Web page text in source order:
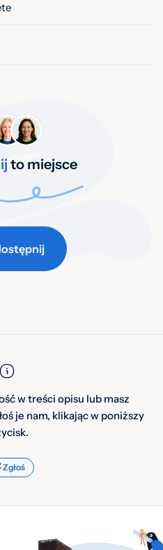
to miejsce
w treści opisu lub masz
je nam, klikając w poniższy
Zgłoś